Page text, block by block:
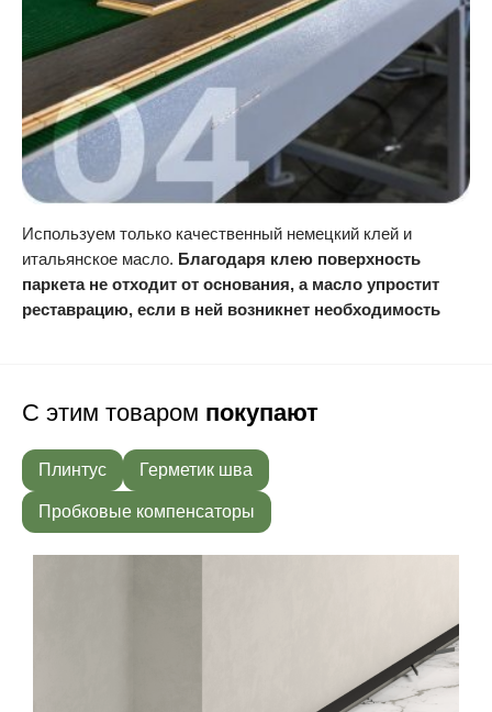
Используем только качественный немецкий клей и
итальянское масло. Благодаря клею поверхность
паркета не отходит от основания, а масло упростит
реставрацию, если в ней возникнет необходимость
С этим товаром покупают
Плинтус Герметик шва
Пробковые компенсаторы